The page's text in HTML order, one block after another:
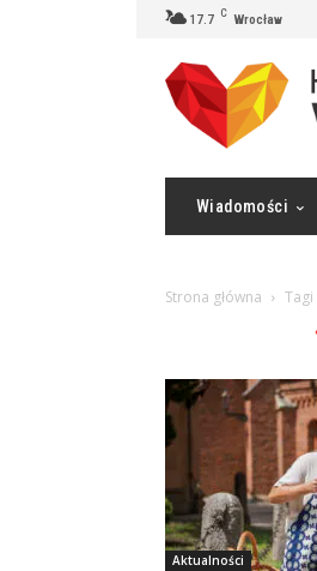
17.7 C Wrocław
Wiadomości
Strona główna Tagi
Aktualności